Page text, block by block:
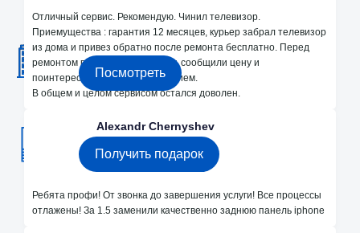
Отличный сервис. Рекомендую. Чинил телевизор.
Приемущества : гарантия 12 месяцев, курьер забрал телевизор
из дома и привез обратно после ремонта бесплатно. Перед
ремонтом провели диагностику, сообщили цену и
поинтересовались моим решением.
В общем и целом сервисом остался доволен.
Alexandr Chernyshev
Ребята профи! От звонка до завершения услуги! Все процессы
отлажены! За 1.5 заменили качественно заднюю панель iphone
2 Офиса в Кишиневе
Bodoni 33 и Dacia 24
Посмотреть
Получите подарок 250 лей на ремонт!
Получить подарок
Мы в Instagram